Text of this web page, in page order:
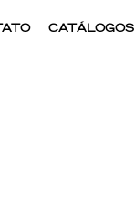
CATÁLOGOS